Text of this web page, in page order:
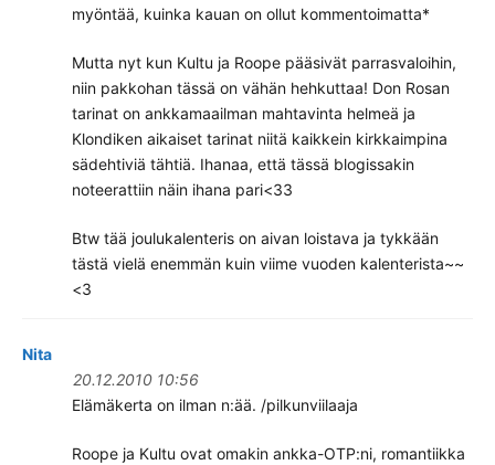
myöntää, kuinka kauan on ollut kommentoimatta*
Mutta nyt kun Kultu ja Roope pääsivät parrasvaloihin,
niin pakkohan tässä on vähän hehkuttaa! Don Rosan
tarinat on ankkamaailman mahtavinta helmeä ja
Klondiken aikaiset tarinat niitä kaikkein kirkkaimpina
sädehtiviä tähtiä. Ihanaa, että tässä blogissakin
noteerattiin näin ihana pari<33
Btw tää joulukalenteris on aivan loistava ja tykkään
tästä vielä enemmän kuin viime vuoden kalenterista~~
<3
Nita
20.12.2010 10:56
Elämäkerta on ilman n:ää. /pilkunviilaaja
Roope ja Kultu ovat omakin ankka-OTP:ni, romantiikka